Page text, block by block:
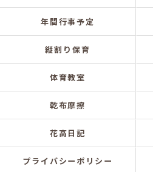
年間行事予定
縦割り保育
体育教室
乾布摩擦
花高日記
プライバシーポリシー